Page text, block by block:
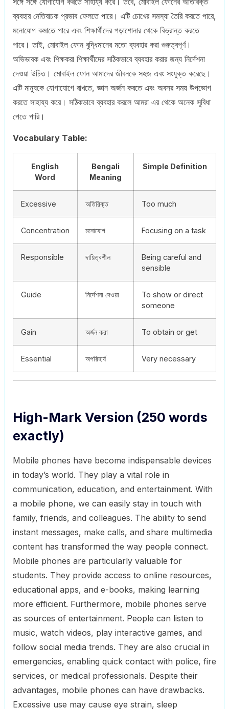
ব্যবহার নেতিবাচক প্রভাব ফেলতে পারে। এটি চোখের সমস্যা তৈরি করতে পারে,
মনোযোগ কমাতে পারে এবং শিক্ষার্থীদের পড়াশোনার থেকে বিভ্রান্ত করতে
পারে। তাই, মোবাইল ফোন বুদ্ধিমানের মতো ব্যবহার করা গুরুত্বপূর্ণ।
অভিভাবক এবং শিক্ষকরা শিক্ষার্থীদের সঠিকভাবে ব্যবহার করার জন্য নির্দেশনা
দেওয়া উচিত। মোবাইল ফোন আমাদের জীবনকে সহজ এবং সংযুক্ত করেছে।
এটি মানুষকে যোগাযোগে রাখতে, জ্ঞান অর্জন করতে এবং অবসর সময় উপভোগ
করতে সাহায্য করে। সঠিকভাবে ব্যবহার করলে আমরা এর থেকে অনেক সুবিধা
পেতে পারি।
Vocabulary Table:
English
Word
Bengali
Meaning
Simple Definition
Excessive অতিরিক্ত Too much
Concentration মনোযোগ Focusing on a task
Responsible দায়িত্বশীল
Being careful and
sensible
Guide নির্দেশনা দেওয়া
To show or direct
someone
Gain অর্জন করা To obtain or get
Essential অপরিহার্য Very necessary
High-Mark Version (250 words
exactly)
Mobile phones have become indispensable devices
in today’s world. They play a vital role in
communication, education, and entertainment. With
a mobile phone, we can easily stay in touch with
family, friends, and colleagues. The ability to send
instant messages, make calls, and share multimedia
content has transformed the way people connect.
Mobile phones are particularly valuable for
students. They provide access to online resources,
educational apps, and e-books, making learning
more efficient. Furthermore, mobile phones serve
as sources of entertainment. People can listen to
music, watch videos, play interactive games, and
follow social media trends. They are also crucial in
emergencies, enabling quick contact with police, fire
services, or medical professionals. Despite their
advantages, mobile phones can have drawbacks.
Excessive use may cause eye strain, sleep